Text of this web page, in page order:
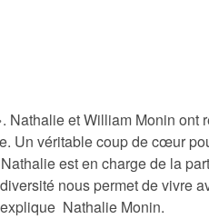
Nathalie et William Monin
Un véritable coup de cœur
est en charge de la
nous permet de vivre
Nathalie Monin.